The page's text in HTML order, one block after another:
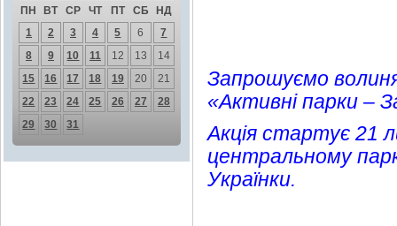
ПН ВТ СР ЧТ ПТ СБ
НД
1
2 3 4 5 6
7
8
9 10 11 12 13
14
15
16 17 18 19 20
21
22
23 24 25 26 27
28
29
30 31
Запрошуємо
«Активні парки –
Акція стартує 21
центральному
Українки.